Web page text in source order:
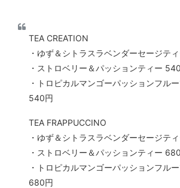
TEA CREATION
・ゆず＆シトラスラベンダーセージテ
・ストロベリー＆パッションティー
・トロピカルマンゴーパッションフル
540円
TEA FRAPPUCCINO
・ゆず＆シトラスラベンダーセージテ
・ストロベリー＆パッションティー
・トロピカルマンゴーパッションフル
680円